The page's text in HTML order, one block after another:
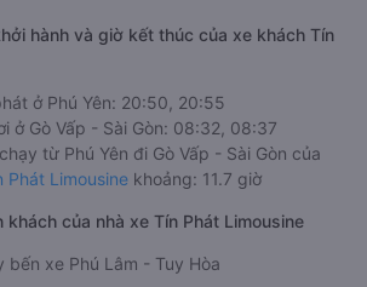
hành và giờ kết thúc của xe khách Tín
ở Phú Yên: 20:50, 20:55
ở Gò Vấp - Sài Gòn: 08:32, 08:37
từ Phú Yên đi Gò Vấp - Sài Gòn của
Phát Limousine khoảng: 11.7 giờ
khách của nhà xe Tín Phát Limousine
bến xe Phú Lâm - Tuy Hòa